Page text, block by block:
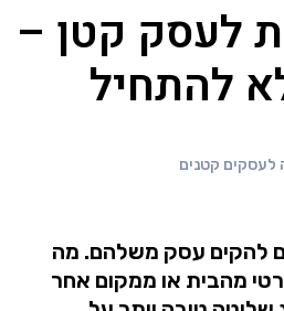
לעסק קטן –
להתחיל
להקים עסק משלהם. מה
מהבית או ממקום אחר